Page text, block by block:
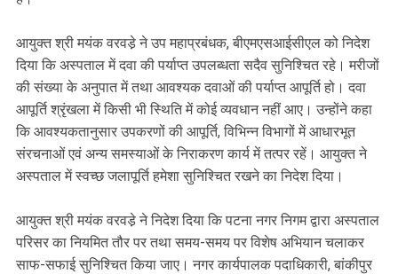
आयुक्त श्री मयंक वरवडे़ ने उप महाप्रबंधक, बीएमएसआईसीएल को निदेश
दिया कि अस्पताल में दवा की पर्याप्त उपलब्धता सदैव सुनिश्चित रहे। मरीजों
की संख्या के अनुपात में तथा आवश्यक दवाओं की पर्याप्त आपूर्ति हो। दवा
आपूर्ति श्रृंखला में किसी भी स्थिति में कोई व्यवधान नहीं आए। उन्होंने कहा
कि आवश्यकतानुसार उपकरणों की आपूर्ति, विभिन्न विभागों में आधारभूत
संरचनाओं एवं अन्य समस्याओं के निराकरण कार्य में तत्पर रहें। आयुक्त ने
अस्पताल में स्वच्छ जलापूर्ति हमेशा सुनिश्चित रखने का निदेश दिया।
आयुक्त श्री मयंक वरवडे़ ने निदेश दिया कि पटना नगर निगम द्वारा अस्पताल
परिसर का नियमित तौर पर तथा समय-समय पर विशेष अभियान चलाकर
साफ-सफाई सुनिश्चित किया जाए। नगर कार्यपालक पदाधिकारी, बांकीपुर